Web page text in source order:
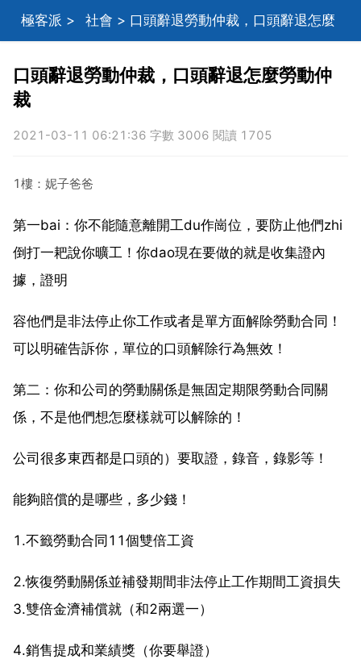
極客派 > 社會 > 口頭辭退勞動仲裁，口頭辭退怎麼
勞動仲裁
口頭辭退勞動仲裁，口頭辭退怎麼勞動仲
裁
2021-03-11 06:21:36 字數 3006 閱讀 1705
1樓：妮子爸爸
第一bai：你不能隨意離開工du作崗位，要防止他們zhi
倒打一耙說你曠工！你dao現在要做的就是收集證內
據，證明
容他們是非法停止你工作或者是單方面解除勞動合同！
可以明確告訴你，單位的口頭解除行為無效！
第二：你和公司的勞動關係是無固定期限勞動合同關
係，不是他們想怎麼樣就可以解除的！
公司很多東西都是口頭的）要取證，錄音，錄影等！
能夠賠償的是哪些，多少錢！
1.不籤勞動合同11個雙倍工資
2.恢復勞動關係並補發期間非法停止工作期間工資損失
3.雙倍金濟補償就（和2兩選一）
4.銷售提成和業績獎（你要舉證）